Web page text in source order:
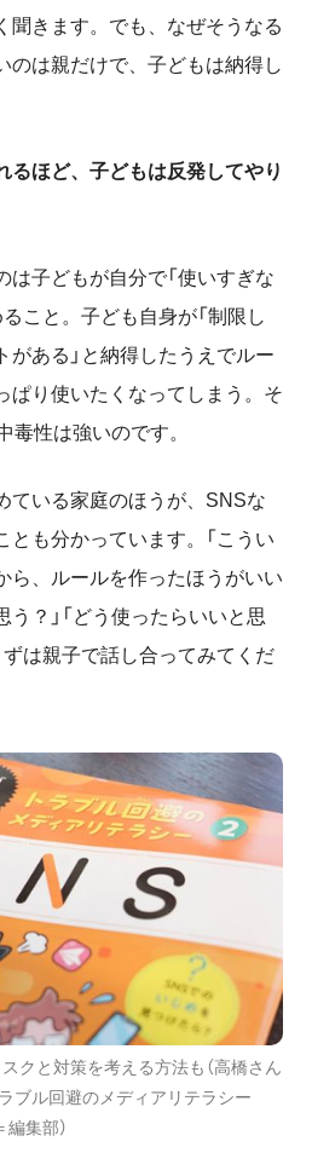
聞きます。でも、なぜそうなる
のは親だけで、子どもは納得し
ほど、子どもは反発してやり
子どもが自分で「使いすぎな
こと。子ども自身が「制限し
がある」と納得したうえでルー
ぱり使いたくなってしまう。そ
毒性は強いのです。
いる家庭のほうが、SNSな
とも分かっています。「こうい
ら、ルールを作ったほうがいい
？」「どう使ったらいいと思
ずは親子で話し合ってみてくだ
クと対策を考える方法も（高橋さん
ブル回避のメディアリテラシー
集部）